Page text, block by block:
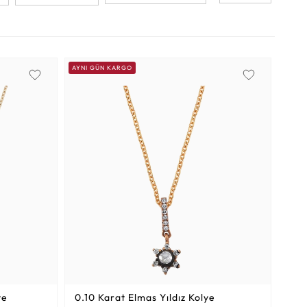
AYNI GÜN KARGO
0.10 Karat Elmas Yıldız Kolye